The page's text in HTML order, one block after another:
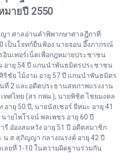
ายปี 2550
า ศาลอ่านคำพิพากษาศาลฎีกาที่
เป็นโจทก์ยื่นฟ้อง นายจอน อึ๊งภากรณ์
อินเทอร์เน็ตเพื่อกฎหมายประชาชน
อายุ 54 ปี แกนนำพันธมิตรประชาชน
ริชัย ไม้งาม อายุ 57 ปี แกนนำพันธมิตร
ที่ 2 และอดีตประธานสหภาพแรงงาน
ทศไทย (สร.กฟผ.), นายพิชิต ไชยมงคล
ายุ 50 ปี, นายนัสเซอร์ ยีหมะ อายุ 41
ายไพโรจน์ พลเพชร อายุ 60 ปี
รี อ๋องสมหวัง อายุ 51 ปี อดีตสมาชิก
น.ส.สุภิญญา กลางณรงค์ อายุ 42 ปี
ลยที่ 1-10 ในความผิดฐานร่วมกัน